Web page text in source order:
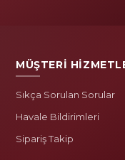
MÜŞTERİ
Sıkça Sorulan Sorular
Havale Bildirimleri
Sipariş Takip